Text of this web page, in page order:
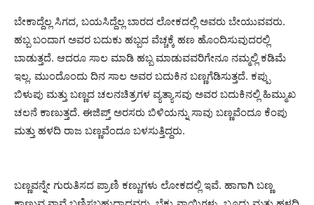
ಬೇಕಾದ್ದೆಲ್ಲ ಸಿಗದ, ಬಯಸಿದ್ದೆಲ್ಲ ಬಾರದ ಲೋಕದಲ್ಲಿ ಅವರು ಬೇಯುವವರು.
ಹಬ್ಬ ಬಂದಾಗ ಅವರ ಬದುಕು ಹಬ್ಬದ ವೆಚ್ಚಕ್ಕೆ ಹಣ ಹೊಂದಿಸುವುದರಲ್ಲಿ
ಬಾಡುತ್ತದೆ. ಆದರೂ ಸಾಲ ಮಾಡಿ ಹಬ್ಬ ಮಾಡುವವರಿಗೇನೂ ನಮ್ಮಲ್ಲಿ ಕಡಿಮೆ
ಇಲ್ಲ. ಮುಂದೊಂದು ದಿನ ಸಾಲ ಅವರ ಬದುಕಿನ ಬಣ್ಣಗೆಡಿಸುತ್ತದೆ. ಕಪ್ಪು
ಬಿಳುಪು ಮತ್ತು ಬಣ್ಣದ ಚಲನಚಿತ್ರಗಳ ವ್ಯತ್ಯಾಸವು ಅವರ ಬದುಕಿನಲ್ಲಿ ಹಿಮ್ಮುಖ
ಚಲನೆ ಕಾಣುತ್ತದೆ. ಈಜಿಪ್ತ್ ಅರಸರು ಬಿಳಿಯನ್ನು ಸಾವು ಬಣ್ಣವೆಂದೂ ಕೆಂಪು
ಮತ್ತು ಹಳದಿ ರಾಜ ಬಣ್ಣವೆಂದೂ ಬಳಸುತ್ತಿದ್ದರು.
ಬಣ್ಣವನ್ನೇ ಗುರುತಿಸದ ಪ್ರಾಣಿ ಕಣ್ಣುಗಳು ಲೋಕದಲ್ಲಿ ಇವೆ. ಹಾಗಾಗಿ ಬಣ್ಣ